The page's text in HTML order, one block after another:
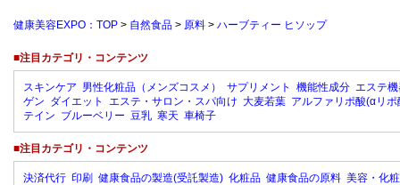
健康美容EXPO：TOP > 自然食品 > 原料 > ハーブティー ヒソップ
■注目カテゴリ・コンテンツ
スキンケア 男性化粧品（メンズコスメ） サプリメント 機能性成分 エステ
ゲン ダイエット エステ・サロン・スパ向け 大麦若葉 アルファリポ酸(αリポ
テイン ブルーベリー 豆乳 寒天 車椅子
■注目カテゴリ・コンテンツ
決済代行 印刷 健康食品の製造(受託製造) 化粧品 健康食品の原料 美容・化